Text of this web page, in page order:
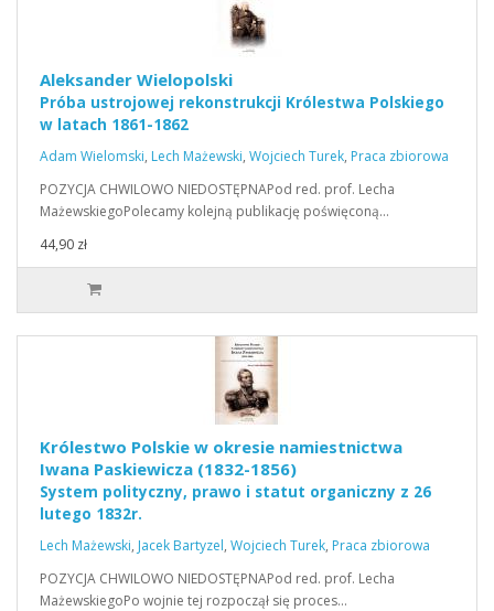
Aleksander Wielopolski
Próba ustrojowej rekonstrukcji Królestwa Polskiego
w latach 1861-1862
Adam Wielomski, Lech Mażewski, Wojciech Turek, Praca zbiorowa
POZYCJA CHWILOWO NIEDOSTĘPNAPod red. prof. Lecha
MażewskiegoPolecamy kolejną publikację poświęconą…
44,90 zł
Królestwo Polskie w okresie namiestnictwa
Iwana Paskiewicza (1832-1856)
System polityczny, prawo i statut organiczny z 26
lutego 1832r.
Lech Mażewski, Jacek Bartyzel, Wojciech Turek, Praca zbiorowa
POZYCJA CHWILOWO NIEDOSTĘPNAPod red. prof. Lecha
MażewskiegoPo wojnie tej rozpoczął się proces…